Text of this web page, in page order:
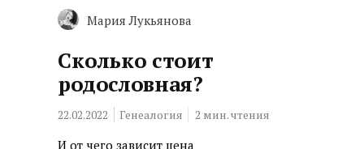
Мария Лукьянова
Сколько стоит
родословная?
22.02.2022 Генеалогия 2 мин. чтения
И от чего зависит цена